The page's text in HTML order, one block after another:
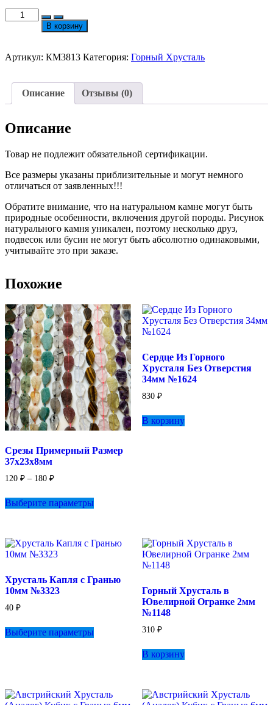
Количество
товара
Необработанный
Средняя
В корзину
Артикул: КМ3813 Категория: Горный Хрусталь
Описание Отзывы (0)
Описание
Товар не подлежит обязательной сертификации.
Все размеры указаны приблизительные и могут немного
отличаться от заявленных!!!
Обратите внимание, что на натуральном камне могут быть
природные особенности, включения другой породы. Рисунок
натурального камня уникален, поэтому несколько друз,
подвесок или бусин не могут быть абсолютно одинаковыми,
учитывайте это при заказе.
Похожие
Срезы Примерный Размер
37х23х8мм
120 ₽ – 180 ₽Диапазон
120 ₽
–
Выберите параметры
Опции
на
Сердце Из Горного
Хрусталя Без Отверстия
34мм №1624
830 ₽
В корзину
Хрусталь Капля с Гранью
10мм №3323
40 ₽
Выберите параметры
выбрать
Горный Хрусталь в
Ювелирной Огранке 2мм
№1148
310 ₽
В корзину